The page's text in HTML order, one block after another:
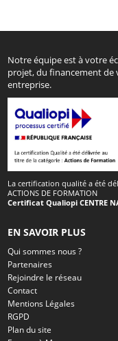
Notre équipe est à votre
projet, du financement
entreprise.
La certification qualité a été
ACTIONS DE FORMATION
Certificat Qualiopi CENTRE
EN SAVOIR PLUS
Qui sommes nous ?
Partenaires
Rejoindre le réseau
Contact
Mentions Légales
RGPD
Plan du site